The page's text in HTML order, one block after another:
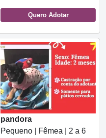
Quero Adotar
pandora
Pequeno | Fêmea | 2 a 6